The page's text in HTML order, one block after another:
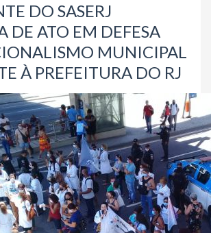
DO SASERJ
DE ATO EM DEFESA
MUNICIPAL
À PREFEITURA DO RJ